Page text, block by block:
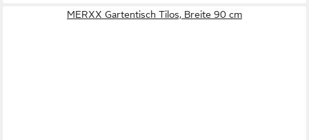
MERXX Gartentisch Tilos, Breite 90 cm